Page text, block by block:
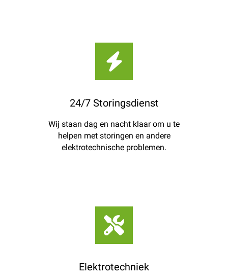
24/7 Storingsdienst
Wij staan dag en nacht klaar om u te
helpen met storingen en andere
elektrotechnische problemen.
Elektrotechniek